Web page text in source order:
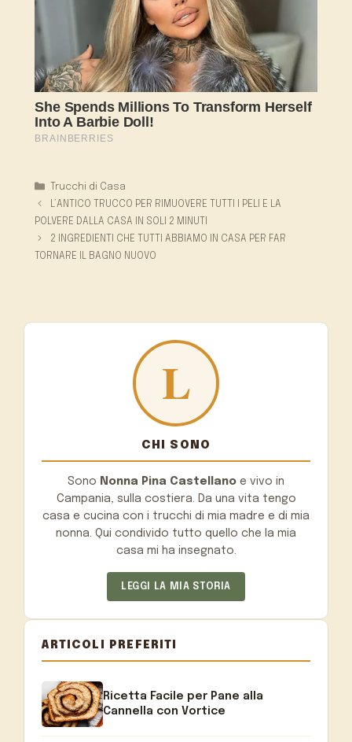
Categorie
Trucchi di Casa
L’ANTICO TRUCCO PER RIMUOVERE TUTTI I PELI E LA
POLVERE DALLA CASA IN SOLI 2 MINUTI
2 INGREDIENTI CHE TUTTI ABBIAMO IN CASA PER FAR
TORNARE IL BAGNO NUOVO
CHI SONO
Sono Nonna Pina Castellano e vivo in
Campania, sulla costiera. Da una vita tengo
casa e cucina con i trucchi di mia madre e di mia
nonna. Qui condivido tutto quello che la mia
casa mi ha insegnato.
LEGGI LA MIA STORIA
ARTICOLI PREFERITI
Ricetta Facile per Pane alla
Cannella con Vortice